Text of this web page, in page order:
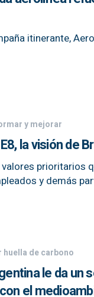
itinerante,
y mejorar
la visión de
valores prioritarios
y demás
huella de carbono
le da un
el